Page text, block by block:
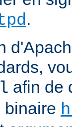
.
afin de
binaire